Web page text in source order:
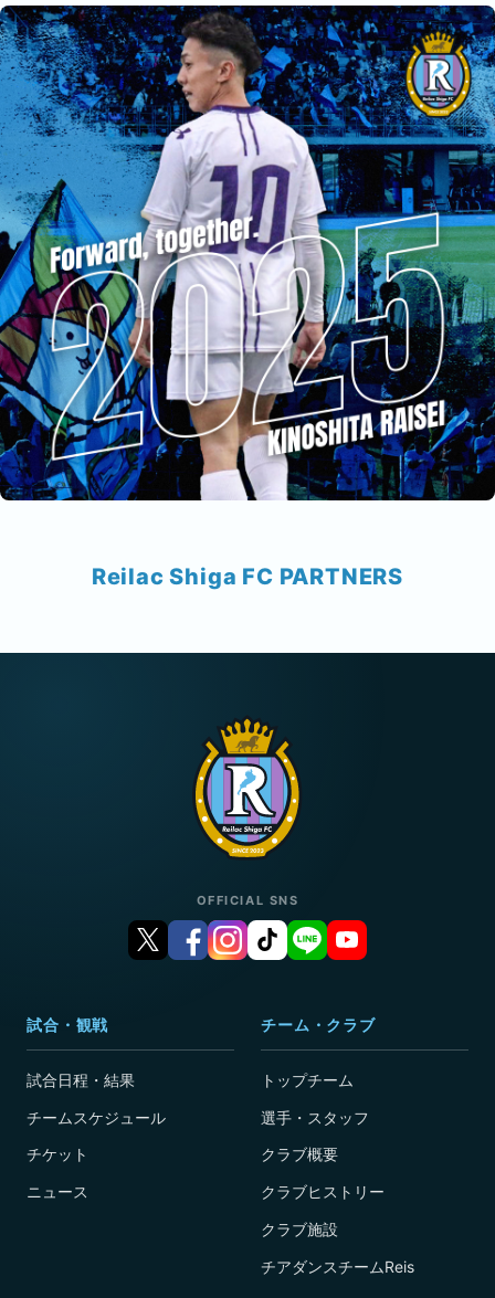
Reilac Shiga FC PARTNERS
OFFICIAL SNS
試合・観戦
試合日程・結果
チームスケジュール
チケット
ニュース
チーム・クラブ
トップチーム
選手・スタッフ
クラブ概要
クラブヒストリー
クラブ施設
チアダンスチームReis